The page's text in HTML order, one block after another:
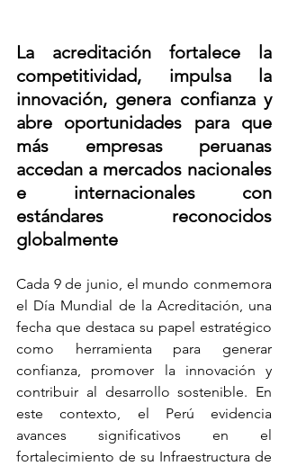
La acreditación fortalece la
competitividad, impulsa la
innovación, genera confianza y
abre oportunidades para que
más empresas peruanas
accedan a mercados nacionales
e internacionales con
estándares reconocidos
globalmente
Cada 9 de junio, el mundo conmemora
el Día Mundial de la Acreditación, una
fecha que destaca su papel estratégico
como herramienta para generar
confianza, promover la innovación y
contribuir al desarrollo sostenible. En
este contexto, el Perú evidencia
avances significativos en el
fortalecimiento de su Infraestructura de